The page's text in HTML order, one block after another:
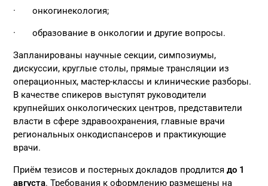
· онкогинекология;
· образование в онкологии и другие вопросы.
Запланированы научные секции, симпозиумы,
дискуссии, круглые столы, прямые трансляции из
операционных, мастер-классы и клинические разборы.
В качестве спикеров выступят руководители
крупнейших онкологических центров, представители
власти в сфере здравоохранения, главные врачи
региональных онкодиспансеров и практикующие
врачи.
Приём тезисов и постерных докладов продлитсядо 1
августа. Требования к оформлению размещены на